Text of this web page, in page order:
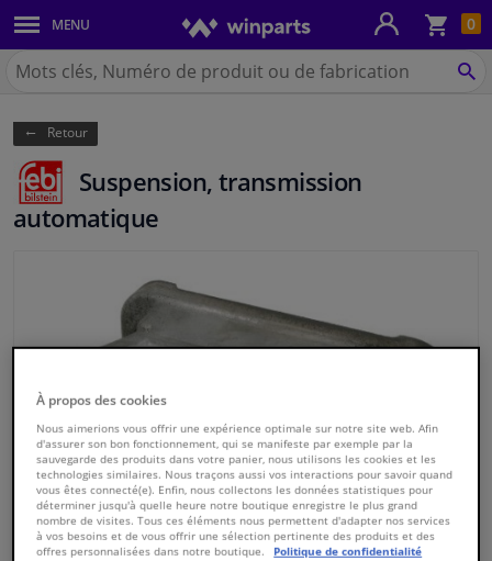
0
MENU
Carrosserie & tôles
Feux & ampoules
Freinage
Système d'échappement
Refroidissement & chauffage
Filtres & liquides
Bagages & transport
Fenêtres & accessoires
Chercher
Winparts.be
Retour
Suspension, transmission
automatique
À propos des cookies
Nous aimerions vous offrir une expérience optimale sur notre site web. Afin
d'assurer son bon fonctionnement, qui se manifeste par exemple par la
sauvegarde des produits dans votre panier, nous utilisons les cookies et les
technologies similaires. Nous traçons aussi vos interactions pour savoir quand
vous êtes connecté(e). Enfin, nous collectons les données statistiques pour
déterminer jusqu'à quelle heure notre boutique enregistre le plus grand
nombre de visites. Tous ces éléments nous permettent d'adapter nos services
à vos besoins et de vous offrir une sélection pertinente des produits et des
offres personnalisées dans notre boutique.
Politique de confidentialité